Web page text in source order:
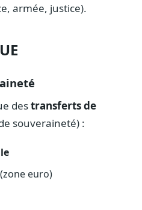
armée, justice).
destransferts de
souveraineté) :
(zone euro)